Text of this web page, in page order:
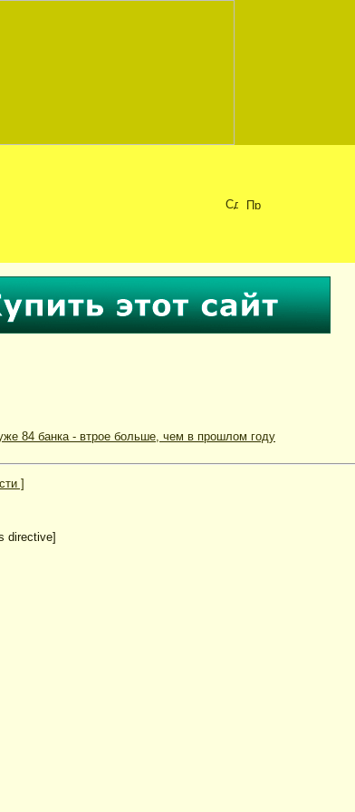
84 банка - втрое больше, чем в прошлом году
]
directive]